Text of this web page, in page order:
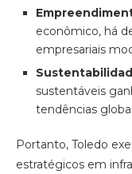
econômico, há
empresariais
sustentáveis
tendências
Portanto, Toledo
estratégicos em